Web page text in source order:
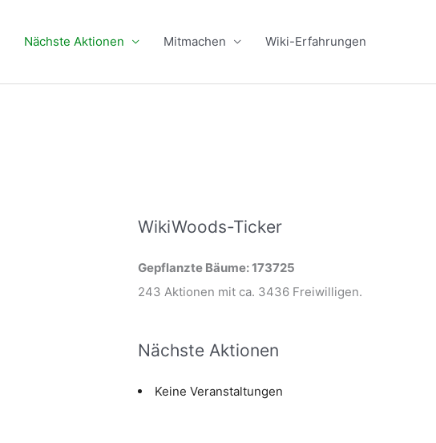
Nächste Aktionen Mitmachen Wiki-Erfahrungen
WikiWoods-Ticker
Gepflanzte Bäume: 173725
243 Aktionen mit ca. 3436 Freiwilligen.
Nächste Aktionen
Keine Veranstaltungen